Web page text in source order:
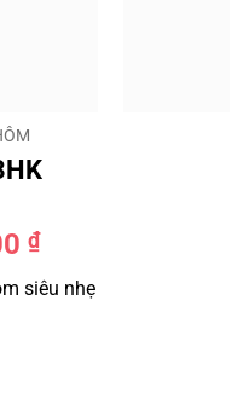
₫.
₫Giá
hiện
tại
siêu nhẹ